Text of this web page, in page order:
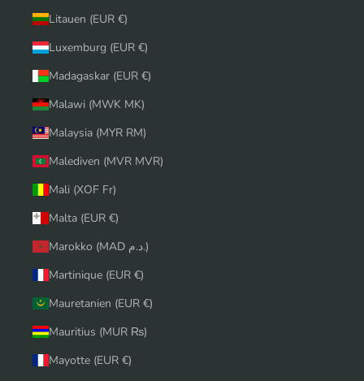
Litauen (EUR €)
Luxemburg (EUR €)
Madagaskar (EUR €)
Malawi (MWK MK)
Malaysia (MYR RM)
Malediven (MVR MVR)
Mali (XOF Fr)
Malta (EUR €)
Marokko (MAD د.م.)
Martinique (EUR €)
Mauretanien (EUR €)
Mauritius (MUR ₨)
Mayotte (EUR €)